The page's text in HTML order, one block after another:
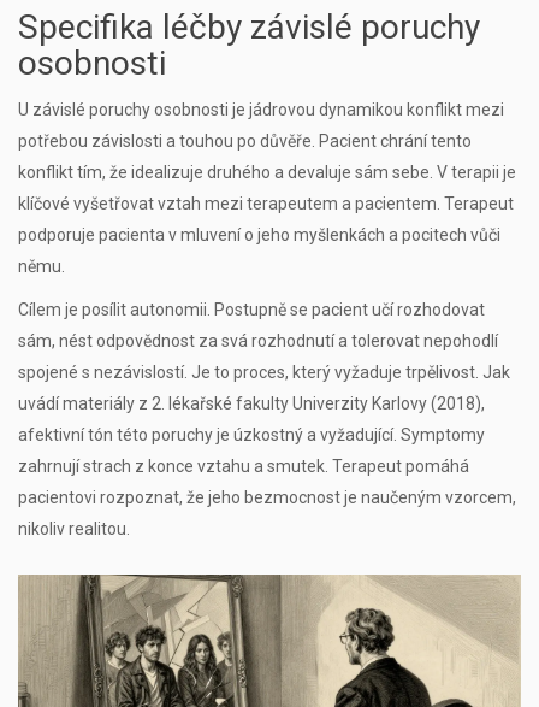
Specifika léčby závislé poruchy
osobnosti
U závislé poruchy osobnosti je jádrovou dynamikou konflikt mezi
potřebou závislosti a touhou po důvěře. Pacient chrání tento
konflikt tím, že idealizuje druhého a devaluje sám sebe. V terapii je
klíčové vyšetřovat vztah mezi terapeutem a pacientem. Terapeut
podporuje pacienta v mluvení o jeho myšlenkách a pocitech vůči
němu.
Cílem je posílit autonomii. Postupně se pacient učí rozhodovat
sám, nést odpovědnost za svá rozhodnutí a tolerovat nepohodlí
spojené s nezávislostí. Je to proces, který vyžaduje trpělivost. Jak
uvádí materiály z 2. lékařské fakulty Univerzity Karlovy (2018),
afektivní tón této poruchy je úzkostný a vyžadující. Symptomy
zahrnují strach z konce vztahu a smutek. Terapeut pomáhá
pacientovi rozpoznat, že jeho bezmocnost je naučeným vzorcem,
nikoliv realitou.